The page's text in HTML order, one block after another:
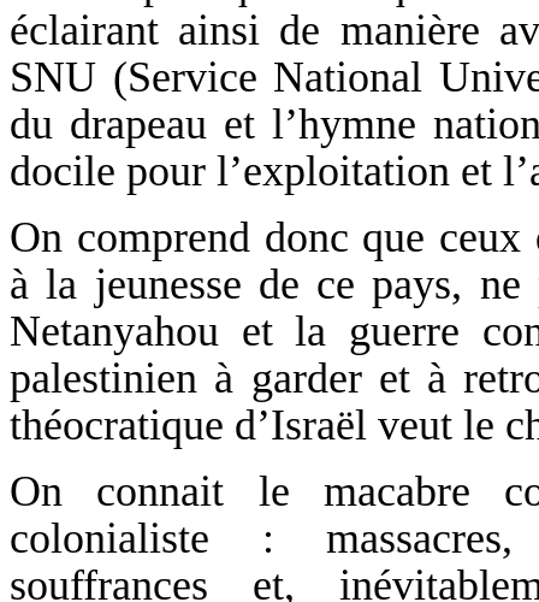
éclairant ainsi de manière
SNU (Service National
du drapeau et l’hymne
docile pour l’exploitation et
On comprend donc que
à la jeunesse de ce pays,
Netanyahou et la guerre
palestinien à garder et à
théocratique d’Israël veut le
On connait le macabre
colonialiste :
souffrances et,